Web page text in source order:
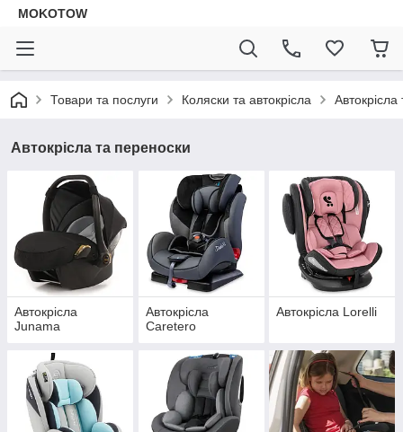
MOKOTOW
Товари та послуги Коляски та автокрісла
Автокрісла та переноски
Автокрісла
Junama
Автокрісла
Caretero
Автокрісла Lorelli